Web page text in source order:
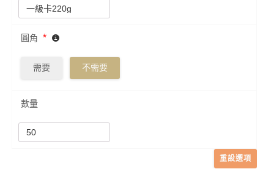
圓角 *
需要 不需要
數量
重設選項